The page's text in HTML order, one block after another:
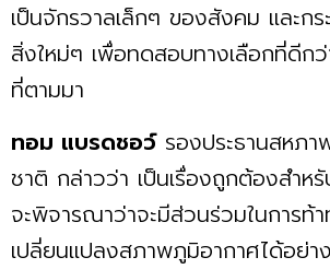
เป็นจักรวาลเล็กๆ ของสังคม เเละก
สิ่งใหม่ๆ เพื่อทดสอบทางเลือกที่ดีกว่
ที่ตามมา
ทอม แบรดชอว์รองประธานสหภา
ชาติ กล่าวว่า เป็นเรื่องถูกต้องสำห
จะพิจารณาว่าจะมีส่วนร่วมในการท้า
เปลี่ยนแปลงสภาพภูมิอากาศได้อย่า